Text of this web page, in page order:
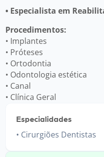
• Especialista em
Procedimentos:
• Implantes
• Próteses
• Ortodontia
• Odontologia estética
• Canal
• Clínica Geral
Especialidades
Cirurgiões Dentistas